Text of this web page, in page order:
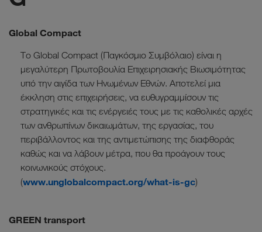
Global Compact
Το Global Compact (Παγκόσμιο Συμβόλαιο) είναι η
μεγαλύτερη Πρωτοβουλία Επιχειρησιακής Βιωσιμότητας
υπό την αιγίδα των Ηνωμένων Εθνών. Αποτελεί μια
έκκληση στις επιχειρήσεις, να ευθυγραμμίσουν τις
στρατηγικές και τις ενέργειές τους με τις καθολικές αρχές
των ανθρωπίνων δικαιωμάτων, της εργασίας, του
περιβάλλοντος και της αντιμετώπισης της διαφθοράς
καθώς και να λάβουν μέτρα, που θα προάγουν τους
κοινωνικούς στόχους.
(www.unglobalcompact.org/what-is-gc)
GREEN transport